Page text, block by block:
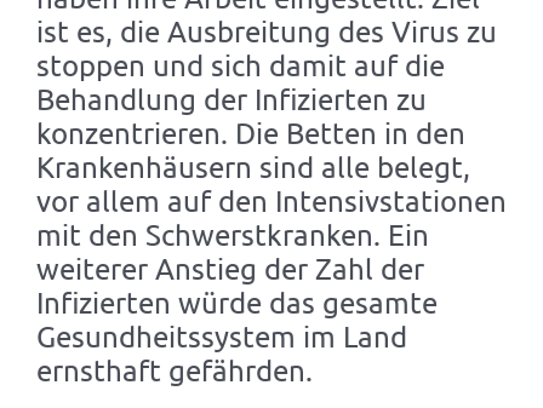
ist es, die Ausbreitung des Virus zu
stoppen und sich damit auf die
Behandlung der Infizierten zu
konzentrieren. Die Betten in den
Krankenhäusern sind alle belegt,
vor allem auf den Intensivstationen
mit den Schwerstkranken. Ein
weiterer Anstieg der Zahl der
Infizierten würde das gesamte
Gesundheitssystem im Land
ernsthaft gefährden.